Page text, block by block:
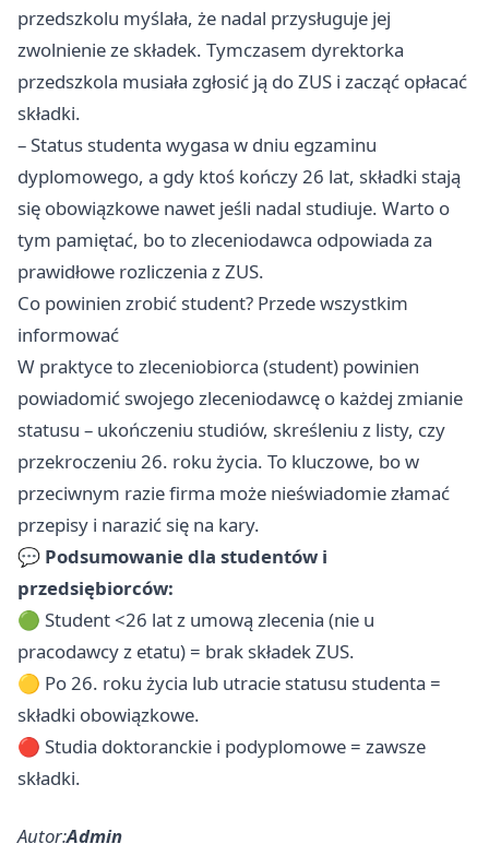
przedszkolu myślała, że nadal przysługuje jej
zwolnienie ze składek. Tymczasem dyrektorka
przedszkola musiała zgłosić ją do ZUS i zacząć opłacać
składki.
– Status studenta wygasa w dniu egzaminu
dyplomowego, a gdy ktoś kończy 26 lat, składki stają
się obowiązkowe nawet jeśli nadal studiuje. Warto o
tym pamiętać, bo to zleceniodawca odpowiada za
prawidłowe rozliczenia z ZUS.
Co powinien zrobić student? Przede wszystkim
informować
W praktyce to zleceniobiorca (student) powinien
powiadomić swojego zleceniodawcę o każdej zmianie
statusu – ukończeniu studiów, skreśleniu z listy, czy
przekroczeniu 26. roku życia. To kluczowe, bo w
przeciwnym razie firma może nieświadomie złamać
przepisy i narazić się na kary.
💬 Podsumowanie dla studentów i
przedsiębiorców:
🟢 Student <26 lat z umową zlecenia (nie u
pracodawcy z etatu) = brak składek ZUS.
🟡 Po 26. roku życia lub utracie statusu studenta =
składki obowiązkowe.
🔴 Studia doktoranckie i podyplomowe = zawsze
składki.
Autor:Admin